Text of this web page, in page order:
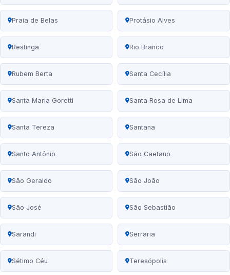
Praia de Belas Protásio Alves
Restinga Rio Branco
Rubem Berta Santa Cecília
Santa Maria Goretti Santa Rosa de Lima
Santa Tereza Santana
Santo Antônio São Caetano
São Geraldo São João
São José São Sebastião
Sarandi Serraria
Sétimo Céu Teresópolis